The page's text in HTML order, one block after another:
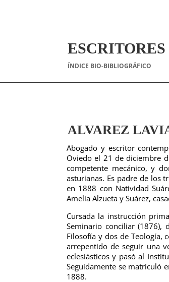
ÍNDICE BIO-BIBLIOGRÁFICO
ALVAREZ
Abogado y escritor
Oviedo el 21 de diciembre
competente mecánico, y
asturianas. Es padre de los
en 1888 con Natividad
Amelia Alzueta y Suárez,
Cursada la instrucción
Seminario conciliar (1876),
Filosofía y dos de Teología,
arrepentido de seguir una
eclesiásticos y pasó al
Seguidamente se matriculó
1888.